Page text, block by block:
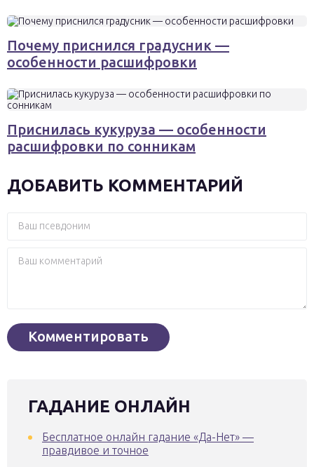
Почему приснился градусник —
особенности расшифровки
Приснилась кукуруза — особенности
расшифровки по сонникам
ДОБАВИТЬ КОММЕНТАРИЙ
ГАДАНИЕ ОНЛАЙН
Бесплатное онлайн гадание «Да-Нет» —
правдивое и точное